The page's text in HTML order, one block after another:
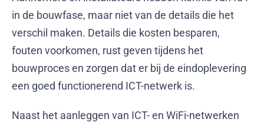
in de bouwfase, maar niet van de details die het
verschil maken. Details die kosten besparen,
fouten voorkomen, rust geven tijdens het
bouwproces en zorgen dat er bij de eindoplevering
een goed functionerend ICT-netwerk is.
Naast het aanleggen van ICT- en WiFi-netwerken